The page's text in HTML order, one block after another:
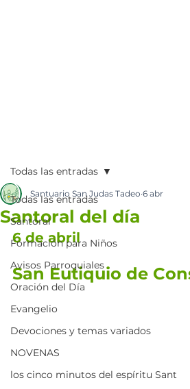
Todas las entradas
Santoral
Formación para Niños
Avisos Parroquiales
Oración del Día
Evangelio
Devociones y temas variados
NOVENAS
los cinco minutos del espíritu Sant
Todas las entradas
Santoral del día
Santuario San Judas Tadeo 6 abr
6 de abril
San Eutiquio de